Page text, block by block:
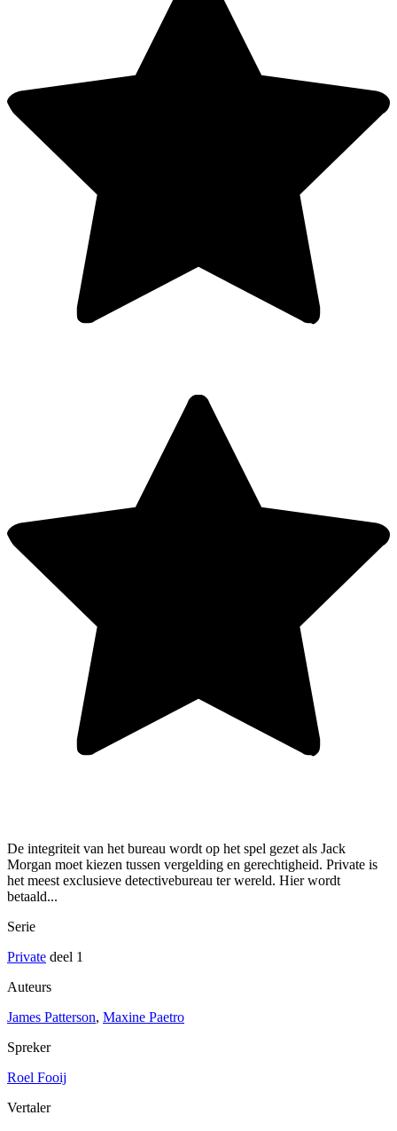
De integriteit van het bureau wordt op het spel gezet als Jack
Morgan moet kiezen tussen vergelding en gerechtigheid. Private is
het meest exclusieve detectivebureau ter wereld. Hier wordt
betaald...
Serie
Private deel 1
Auteurs
James Patterson, Maxine Paetro
Spreker
Roel Fooij
Vertaler